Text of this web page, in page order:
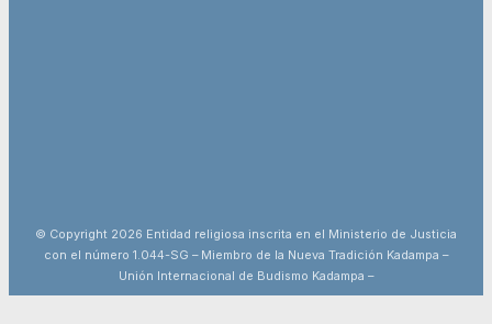
© Copyright 2026 Entidad religiosa inscrita en el Ministerio de Justicia
con el número 1.044-SG – Miembro de la Nueva Tradición Kadampa –
Unión Internacional de Budismo Kadampa –